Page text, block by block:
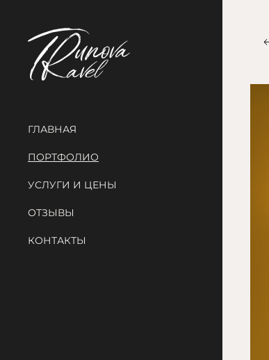
ГЛАВНАЯ
ПОРТФОЛИО
УСЛУГИ И ЦЕНЫ
ОТЗЫВЫ
КОНТАКТЫ